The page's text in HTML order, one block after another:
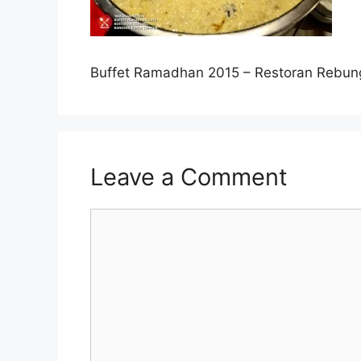
Buffet Ramadhan 2015 – Restoran
Leave a Comment